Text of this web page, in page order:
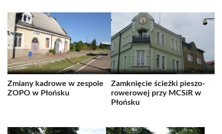
Zmiany kadrowe w zespole
ZOPO w Płońsku
Zamknięcie ścieżki pieszo-
rowerowej przy MCSiR w
Płońsku